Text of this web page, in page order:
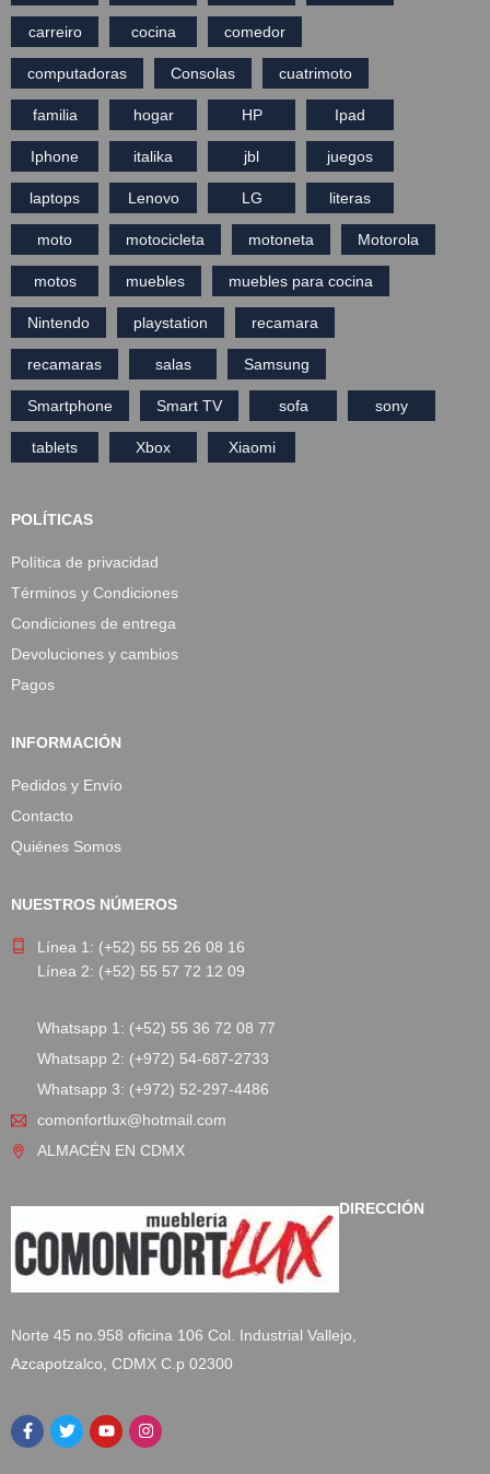
carreiro cocina comedor
computadoras Consolas cuatrimoto
familia hogar HP Ipad
Iphone italika jbl juegos
laptops Lenovo LG literas
moto motocicleta motoneta Motorola
motos muebles muebles para cocina
Nintendo playstation recamara
recamaras salas Samsung
Smartphone Smart TV sofa sony
tablets Xbox Xiaomi
POLÍTICAS
Política de privacidad
Términos y Condiciones
Condiciones de entrega
Devoluciones y cambios
Pagos
INFORMACIÓN
Pedidos y Envío
Contacto
Quiénes Somos
NUESTROS NÚMEROS
Línea 1: (+52) 55 55 26 08 16
Línea 2: (+52) 55 57 72 12 09
Whatsapp 1: (+52) 55 36 72 08 77
Whatsapp 2: (+972) 54-687-2733
Whatsapp 3: (+972) 52-297-4486
comonfortlux@hotmail.com
ALMACÉN EN CDMX
DIRECCIÓN
Norte 45 no.958 oficina 106 Col. Industrial Vallejo,
Azcapotzalco, CDMX C.p 02300